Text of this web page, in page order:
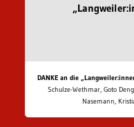
DANKE an die
Schulze-Wethmar, Goto
Nasemann,